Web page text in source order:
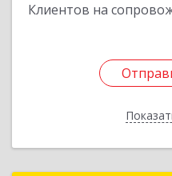
Клиентов на